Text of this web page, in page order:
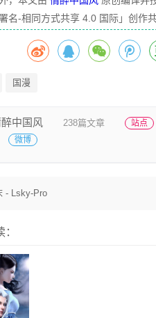
名-相同方式共享 4.0 国际」创作
国漫
中国风 238篇文章
站点
微博
- Lsky-Pro